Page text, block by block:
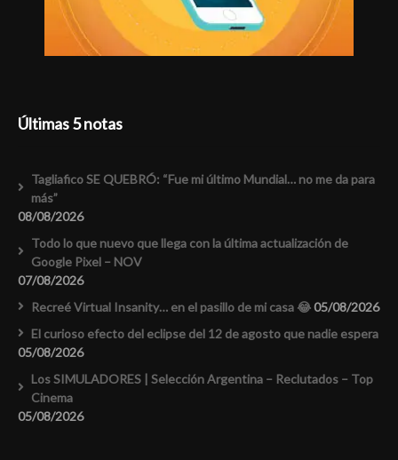
Últimas 5 notas
Tagliafico SE QUEBRÓ: “Fue mi último Mundial… no me da para
más”
08/08/2026
Todo lo que nuevo que llega con la última actualización de
Google Pixel – NOV
07/08/2026
Recreé Virtual Insanity… en el pasillo de mi casa 😂05/08/2026
El curioso efecto del eclipse del 12 de agosto que nadie espera
05/08/2026
Los SIMULADORES | Selección Argentina – Reclutados – Top
Cinema
05/08/2026